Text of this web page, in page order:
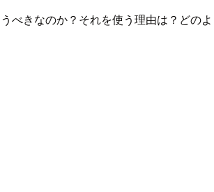
べきなのか？それを使う理由は？どの